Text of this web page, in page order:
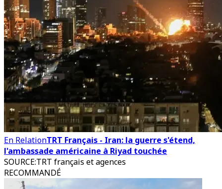
En RelationTRT Français - Iran: la guerre s'étend,
l'ambassade américaine à Riyad touchée
SOURCE:TRT français et agences
RECOMMANDÉ